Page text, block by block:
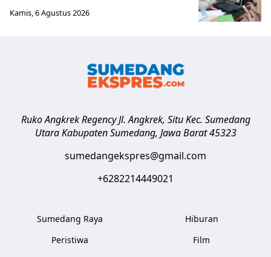
Kamis, 6 Agustus 2026
Ruko Angkrek Regency Jl. Angkrek, Situ Kec. Sumedang
Utara Kabupaten Sumedang, Jawa Barat 45323
sumedangekspres@gmail.com
+6282214449021
Sumedang Raya
Peristiwa
Hiburan
Film